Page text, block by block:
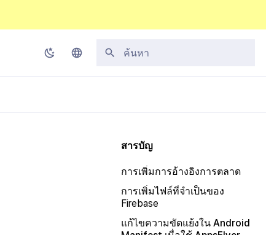
สารบัญ
การเพิ่มการอ้างอิงการตลาด
การเพิ่มไฟล์ที่จำเป็นของ
Firebase
แก้ไขความขัดแย้งใน Android